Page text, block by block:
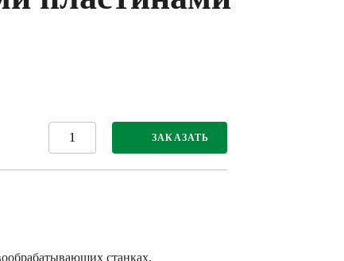
ЗАКАЗАТЬ
станках.